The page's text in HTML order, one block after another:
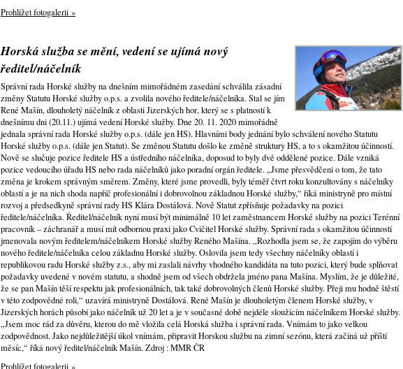
Prohlížet fotogalerii »
Horská služba se mění, vedení se ujímá nový
ředitel/náčelník
Správní rada Horské služby na dnešním mimořádném zasedání schválila zásadní
změny Statutu Horské služby o.p.s. a zvolila nového ředitele/náčelníka. Stal se jím
René Mašín, dlouholetý náčelník z oblasti Jizerských hor, který se s platností k
dnešnímu dni (20.11.) ujímá vedení Horské služby. Dne 20. 11. 2020 mimořádně
jednala správní rada Horské služby o.p.s. (dále jen HS). Hlavními body jednání bylo schválení nového Statutu
Horské služby o.p.s. (dále jen Statut). Se změnou Statutu došlo ke změně struktury HS, a to s okamžitou účinností.
Nově se slučuje pozice ředitele HS a ústředního náčelníka, doposud to byly dvě oddělené pozice. Dále vzniká
pozice vedoucího úřadu HS nebo rada náčelníků jako poradní orgán ředitele. „Jsme přesvědčeni o tom, že tato
změna je krokem správným směrem. Změny, které jsme provedli, byly téměř čtvrt roku konzultovány s náčelníky
oblastí a je na nich shoda napříč profesionální i dobrovolnou základnou Horské služby,“ říká ministryně pro místní
rozvoj a předsedkyně správní rady HS Klára Dostálová. Nově Statut zpřísňuje požadavky na pozici
ředitele/náčelníka. Ředitel/náčelník nyní musí být minimálně 10 let zaměstnancem Horské služby na pozici Terénní
pracovník – záchranář a musí mít odbornou praxi jako Cvičitel Horské služby. Správní rada s okamžitou účinností
jmenovala novým ředitelem/náčelníkem Horské služby Reného Mašína. „Rozhodla jsem se, že zapojím do výběru
nového ředitele/náčelníka celou základnu Horské služby. Oslovila jsem tedy všechny náčelníky oblastí i
republikovou radu Horské služby z.s., aby mi zaslali návrhy vhodného kandidáta na tuto pozici, který bude splňovat
požadavky uvedené v novém statutu, a shodně jsem od všech obdržela jméno pana Mašína. Myslím, že je důležité,
že se pan Mašín těší respektu jak profesionálních, tak také dobrovolných členů Horské služby. Přeji mu hodně štěstí
v této zodpovědné roli,“ uzavírá ministryně Dostálová. René Mašín je dlouholetým členem Horské služby, v
Jizerských horách působí jako náčelník už 20 let a je v současné době nejdéle sloužícím náčelníkem Horské služby.
„Jsem moc rád za důvěru, kterou do mě vložila celá Horská služba i správní rada. Vnímám to jako velkou
zodpovědnost. Jako nejdůležitější úkol vnímám, připravit Horskou službu na zimní sezónu, která začíná už příští
měsíc,“ říká nový ředitel/náčelník Mašín. Zdroj : MMR ČR
Prohlížet fotogalerii »